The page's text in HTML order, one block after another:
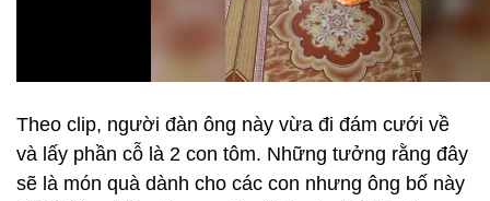
Theo clip, người đàn ông này vừa đi đám cưới về
và lấy phần cỗ là 2 con tôm. Những tưởng rằng đây
sẽ là món quà dành cho các con nhưng ông bố này